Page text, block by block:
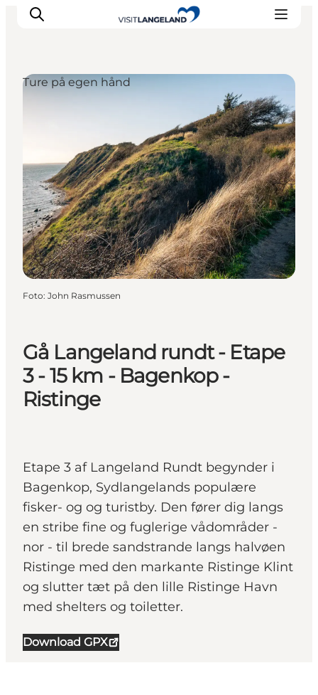
Byer og øer
Outdoor
Overnatning
Planlæg ferie
Gå Langeland rundt - Etape
3 - 15 km - Bagenkop -
Ristinge
Etape 3 af Langeland Rundt begynder i
Bagenkop, Sydlangelands populære
fisker- og og turistby. Den fører dig langs
en stribe fine og fuglerige vådområder -
nor - til brede sandstrande langs halvøen
Ristinge med den markante Ristinge Klint
og slutter tæt på den lille Ristinge Havn
med shelters og toiletter.
Download GPX
Ture på egen hånd
Foto: John Rasmussen